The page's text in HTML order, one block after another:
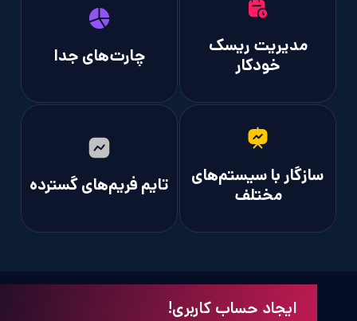
مدیریت ریسک
خودکار
چارت‌های جدا
با سیستم‌های
مختلف
تایم فریم‌های گسترده
ایجاد حساب کاربری!